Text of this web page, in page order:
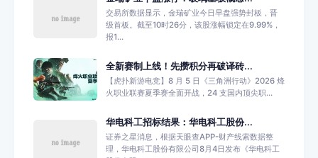
交易所数据显示，金瑞矿业今日早盘强势封板，晋
级首板。截至10时26分，该股涨幅锁定在9.99%，
报1...
全新赛制上线！先攒积分再破译砖...
【虎扑新游电竞】8 月 5 日《三角洲行动》2026 烽
火职业联赛夏季赛全面开战，24 支国内顶尖职...
华电科工招标结果：华电科工股份...
证券之星消息，根据天眼查APP-财产线索数据整
理，华电科工股份有限公司8月4日发布《华电科工